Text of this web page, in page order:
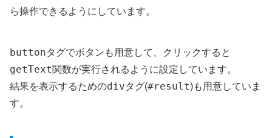
ら操作できるようにしています。
buttonタグでボタンも用意して、クリックすると
getText関数が実行されるように設定しています。
結果を表示するためのdivタグ(#result)も用意していま
す。